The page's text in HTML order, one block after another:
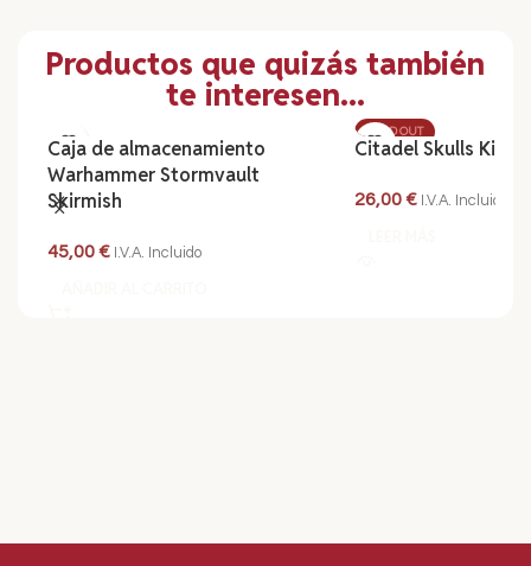
Productos que quizás también
te interesen...
Citadel Skulls Kit
26,00
SOLD OUT
Pack de